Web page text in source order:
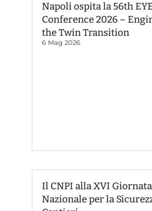
Napoli ospita la 56th
Conference 2026 –
the Twin Transition
6 Mag 2026
Il CNPI alla XVI Giornata
Nazionale per la